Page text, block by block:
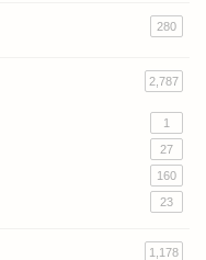
280
2,787
1
27
160
23
1,178